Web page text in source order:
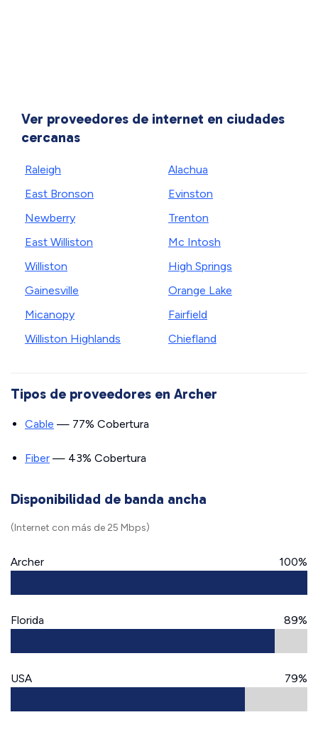
Ver proveedores de internet en ciudades
cercanas
Raleigh
East Bronson
Newberry
East Williston
Williston
Gainesville
Micanopy
Williston Highlands
Alachua
Evinston
Trenton
Mc Intosh
High Springs
Orange Lake
Fairfield
Chiefland
Tipos de proveedores en Archer
Cable — 77% Cobertura
Fiber — 43% Cobertura
Disponibilidad de banda ancha
(Internet con más de 25 Mbps)
Archer 100%
Florida 89%
USA 79%